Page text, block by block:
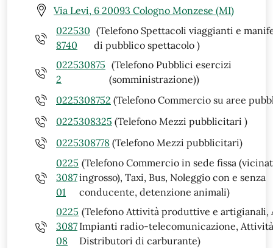
Via Levi, 6 20093 Cologno Monzese (MI)
022530
8740
(Telefono Spettacoli viaggianti e
di pubblico spettacolo )
022530875
2
(Telefono Pubblici esercizi
(somministrazione))
0225308752 (Telefono Commercio su aree
0225308325 (Telefono Mezzi pubblicitari )
0225308778 (Telefono Mezzi pubblicitari)
0225
3087
01
(Telefono Commercio in sede fissa
ingrosso), Taxi, Bus, Noleggio con e senza
conducente, detenzione animali)
0225
3087
08
(Telefono Attività produttive e artigianali,
Impianti radio-telecomunicazione,
Distributori di carburante)